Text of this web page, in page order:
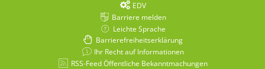
EDV
Barriere melden
Leichte Sprache
Barrierefreiheitserklärung
Ihr Recht auf Informationen
RSS-Feed Öffentliche Bekanntmachungen